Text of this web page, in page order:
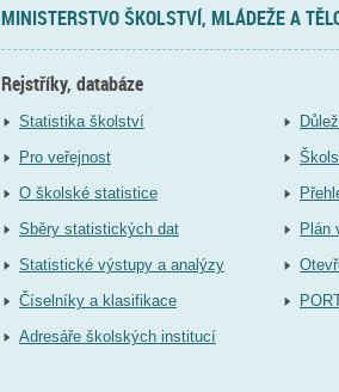
MINISTERSTVO ŠKOLSTVÍ, MLÁDEŽE A
Rejstříky, databáze
Statistika školství
Pro veřejnost
O školské statistice
Sběry statistických dat
Statistické výstupy a analýzy
Číselníky a klasifikace
Adresáře školských institucí
Plán